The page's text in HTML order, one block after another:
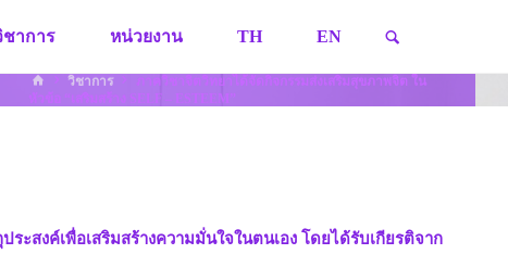
ชาการ หน่วยงาน TH EN
HOMEวิชาการ
ภาควิชาจิตวิทยาได้จัดกิจกรรมส่งเสริมสุขภาพจิต ใน
หัวข้อ “เสริมสร้าง SELF – ESTEEM”
ะสงค์เพื่อเสริมสร้างความมั่นใจในตนเอง โดยได้รับเกียรติจาก